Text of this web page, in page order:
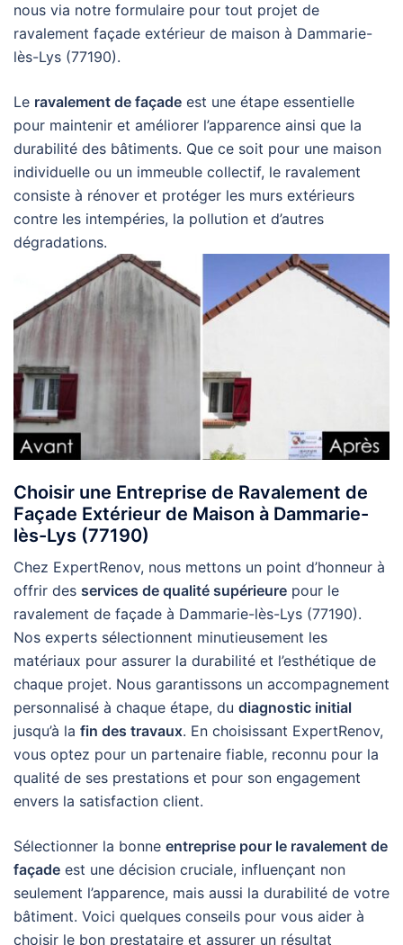
nous via notre formulaire pour tout projet de
ravalement façade extérieur de maison à Dammarie-
lès-Lys (77190).
Le ravalement de façade est une étape essentielle
pour maintenir et améliorer l’apparence ainsi que la
durabilité des bâtiments. Que ce soit pour une maison
individuelle ou un immeuble collectif, le ravalement
consiste à rénover et protéger les murs extérieurs
contre les intempéries, la pollution et d’autres
dégradations.
Choisir une Entreprise de Ravalement de
Façade Extérieur de Maison à Dammarie-
lès-Lys (77190)
Chez ExpertRenov, nous mettons un point d’honneur à
offrir des services de qualité supérieure pour le
ravalement de façade à Dammarie-lès-Lys (77190).
Nos experts sélectionnent minutieusement les
matériaux pour assurer la durabilité et l’esthétique de
chaque projet. Nous garantissons un accompagnement
personnalisé à chaque étape, du diagnostic initial
jusqu’à la fin des travaux. En choisissant ExpertRenov,
vous optez pour un partenaire fiable, reconnu pour la
qualité de ses prestations et pour son engagement
envers la satisfaction client.
Sélectionner la bonne entreprise pour le ravalement de
façade est une décision cruciale, influençant non
seulement l’apparence, mais aussi la durabilité de votre
bâtiment. Voici quelques conseils pour vous aider à
choisir le bon prestataire et assurer un résultat